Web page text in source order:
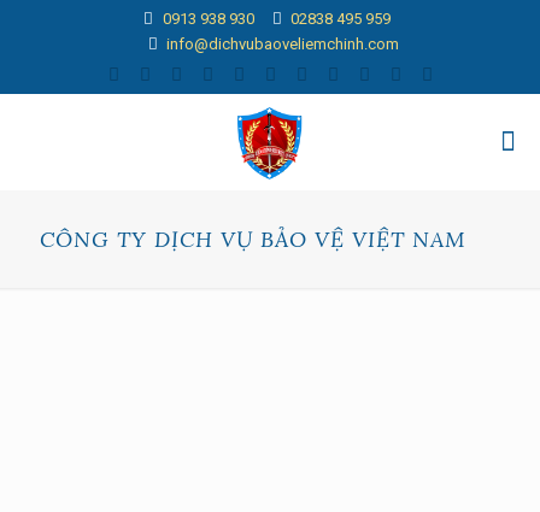
0913 938 930
02838 495 959
info@dichvubaoveliemchinh.com
CÔNG TY DỊCH VỤ BẢO VỆ VIỆT NAM